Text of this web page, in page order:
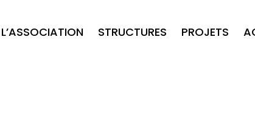
L’ASSOCIATION STRUCTURES PROJETS